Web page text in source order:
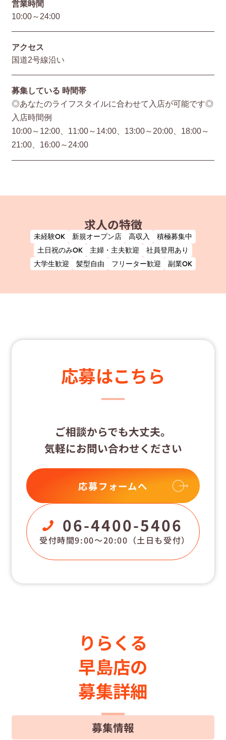
営業時間
10:00～24:00
アクセス
国道2号線沿い
募集している 時間帯
◎あなたのライフスタイルに合わせて入店が可能です◎
入店時間例
10:00～12:00、11:00～14:00、13:00～20:00、18:00～
21:00、16:00～24:00
求人の特徴
未経験OK 新規オープン店 高収入
積極募集中
土日祝のみOK
主婦・主夫歓迎
社員登用あり
大学生歓迎
髪型自由 フリーター歓迎 副業OK
応募はこちら
ご相談からでも大丈夫。
気軽にお問い合わせください
応募フォームへ
06-4400-5406
受付時間9:00〜20:00 （土日も受付）
りらくる
早島店の
募集詳細
募集情報